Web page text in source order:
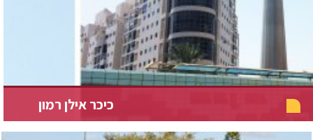
כיכר אילן רמון